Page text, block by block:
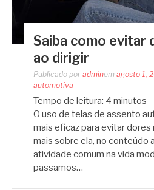
Saiba como evitar
ao dirigir
Publicado por adminem agosto 1,
automotiva
Tempo de leitura: 4 minutos
O uso de telas de assento
mais eficaz para evitar dores
mais sobre ela, no conteúdo
atividade comum na vida
passamos…